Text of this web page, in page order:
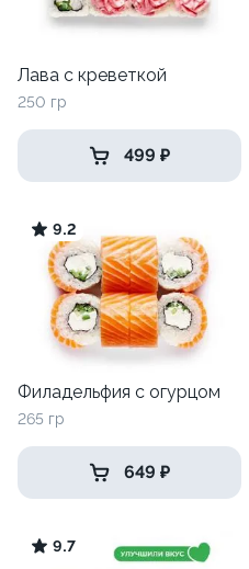
Лава с креветкой
250 гр
499 ₽
9.2
Филадельфия с огурцом
265 гр
649 ₽
9.7